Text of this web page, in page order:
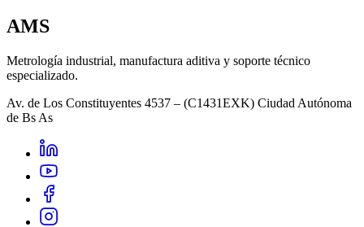
AMS
Metrología industrial, manufactura aditiva y soporte técnico
especializado.
Av. de Los Constituyentes 4537 – (C1431EXK) Ciudad Autónoma
de Bs As